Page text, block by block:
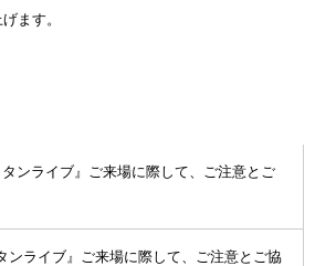
ます。
ンライブ』ご来場に際して、ご注意とご
ンライブ』ご来場に際して、ご注意とご協